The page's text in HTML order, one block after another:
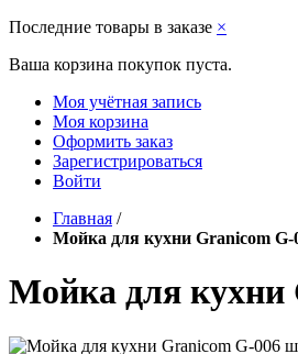
Последние товары в заказе ×
Ваша корзина покупок пуста.
Моя учётная запись
Моя корзина
Оформить заказ
Зарегистрироваться
Войти
Главная /
Мойка для кухни Granicom
Мойка для кухни